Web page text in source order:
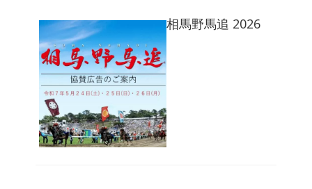
相馬野馬追 2026